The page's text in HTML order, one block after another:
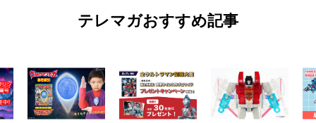
テレマガおすすめ記事